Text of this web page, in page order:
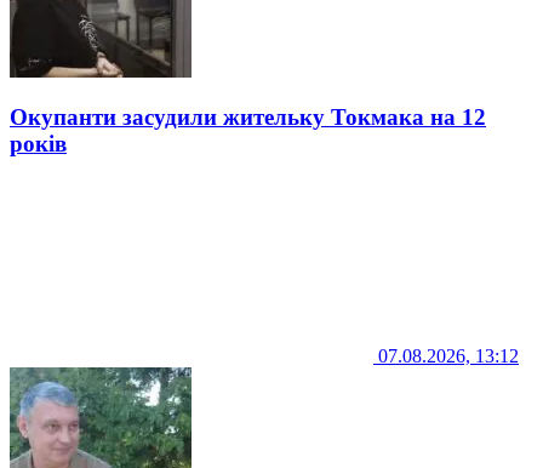
Окупанти засудили жительку Токмака на 12
років
07.08.2026, 13:12